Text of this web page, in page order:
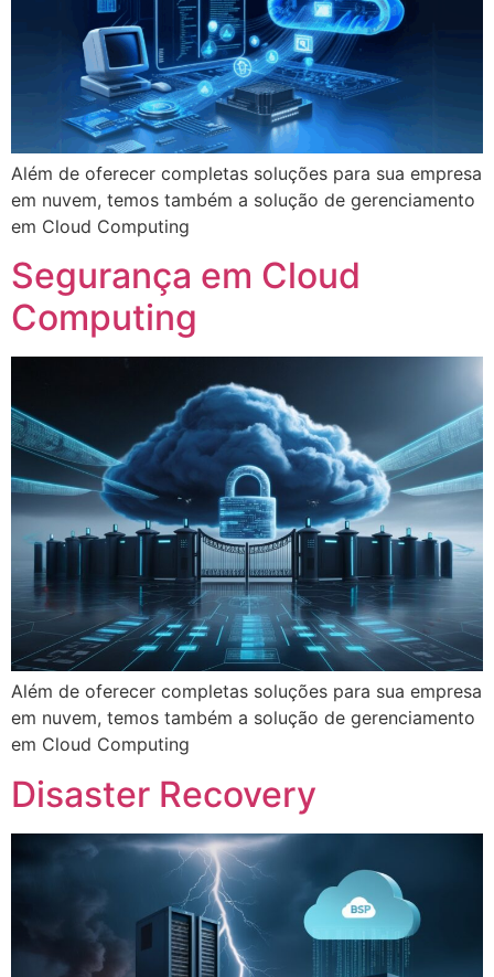
Além de oferecer completas soluções para sua empresa
em nuvem, temos também a solução de gerenciamento
em Cloud Computing
Segurança em Cloud
Computing
Além de oferecer completas soluções para sua empresa
em nuvem, temos também a solução de gerenciamento
em Cloud Computing
Disaster Recovery